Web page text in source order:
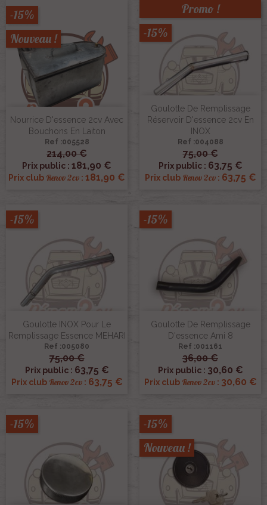
Nourrice D'essence 2cv Avec
Bouchons En Laiton
Ref :005528
214,00 €
Prix public : 181,90 €
Prix club Renov 2cv : 181,90 €
-15%
Nouveau !
Goulotte De Remplissage
Réservoir D'essence 2cv En
INOX
Ref :004088
75,00 €
Prix public : 63,75 €
Prix club Renov 2cv: 63,75 €
Promo !
-15%
Goulotte INOX Pour Le
Remplissage Essence MEHARI
Ref :005080
75,00 €
Prix public : 63,75 €
Prix club Renov 2cv: 63,75 €
-15%
Goulotte De Remplissage
D'essence Ami 8
Ref :001161
36,00 €
Prix public : 30,60 €
Prix club Renov 2cv: 30,60 €
-15%
-15%
-15%
Nouveau !